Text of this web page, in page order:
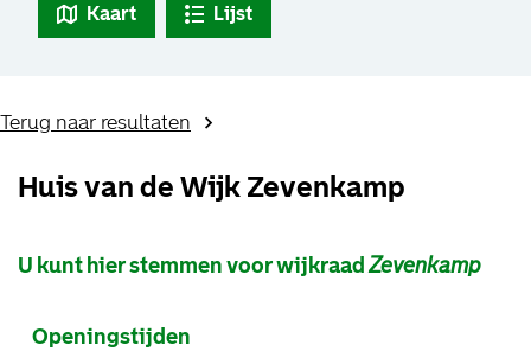
Kaart Lijst
Terug naar resultaten
Huis van de Wijk Zevenkamp
U kunt hier stemmen voor wijkraadZevenkamp
Openingstijden